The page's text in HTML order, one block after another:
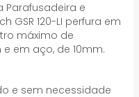
Parafusadeira e
GSR 120-LI perfura em
máximo de
em aço, de 10mm.
e sem necessidade